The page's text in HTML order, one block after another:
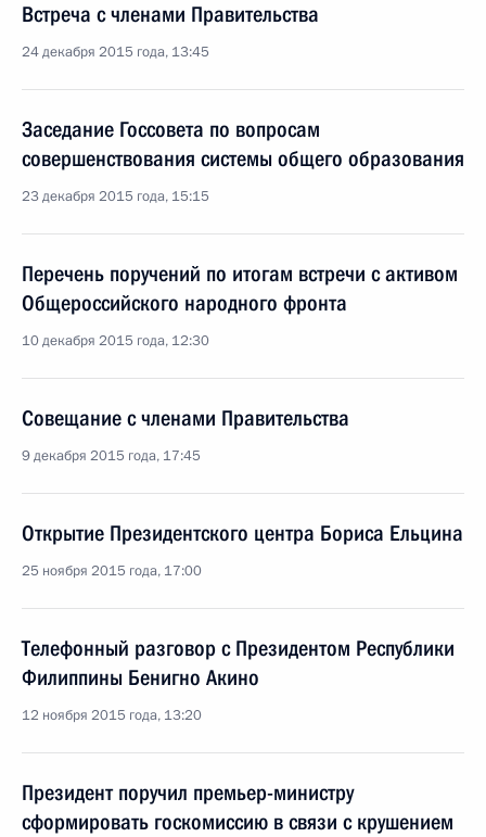
Встреча с членами Правительства
24 декабря 2015 года, 13:45
Заседание Госсовета по вопросам
совершенствования системы общего образования
23 декабря 2015 года, 15:15
Перечень поручений по итогам встречи с активом
Общероссийского народного фронта
10 декабря 2015 года, 12:30
Совещание с членами Правительства
9 декабря 2015 года, 17:45
Открытие Президентского центра Бориса Ельцина
25 ноября 2015 года, 17:00
Телефонный разговор с Президентом Республики
Филиппины Бенигно Акино
12 ноября 2015 года, 13:20
Президент поручил премьер-министру
сформировать госкомиссию в связи с крушением